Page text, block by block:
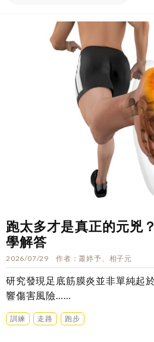
跑太多才是真正的元兇
學解答
2026/07/29 作者 蕭婷予、相子元
研究發現足底筋膜炎並非單純起
響傷害風險……
訓練 走路 跑步